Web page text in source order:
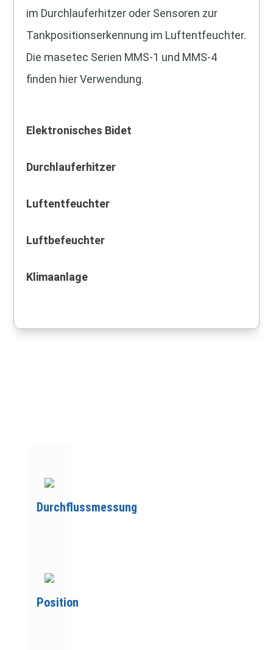
im Durchlauferhitzer oder Sensoren zur
Tankpositionserkennung im Luftentfeuchter.
Die masetec Serien MMS-1 und MMS-4
finden hier Verwendung.
Elektronisches Bidet
Durchlauferhitzer
Luftentfeuchter
Luftbefeuchter
Klimaanlage
Durchflussmessung
Position